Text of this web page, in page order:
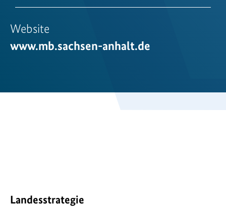
Website
www.mb.sachsen-anhalt.de
Landesstrategie